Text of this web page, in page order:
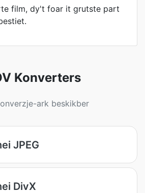
film, dy't foar it grutste part
Konverters
ark beskikber
JPEG
DivX